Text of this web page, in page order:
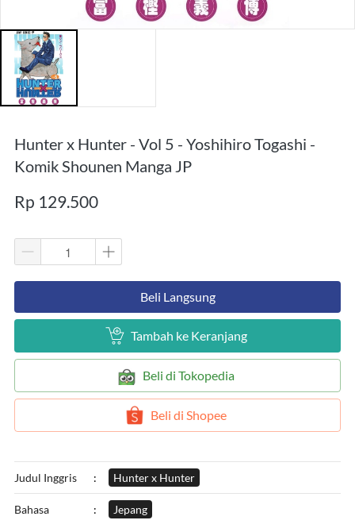
Hunter x Hunter - Vol 5 - Yoshihiro Togashi -
Komik Shounen Manga JP
Rp 129.500
`Beli Langsung
` Tambah ke Keranjang
` Beli di Tokopedia
` Beli di Shopee
Judul Inggris : Hunter x Hunter
Bahasa : Jepang